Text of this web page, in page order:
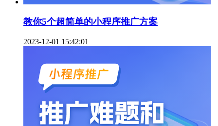
教你5个超简单的小程序推广方案
2023-12-01 15:42:01